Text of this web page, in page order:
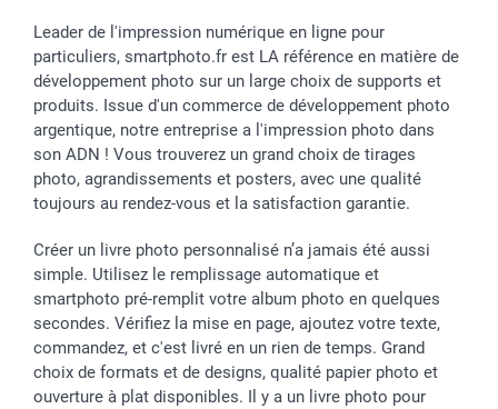
Leader de l'impression numérique en ligne pour
particuliers, smartphoto.fr est LA référence en matière de
développement photo sur un large choix de supports et
produits. Issue d'un commerce de développement photo
argentique, notre entreprise a l'impression photo dans
son ADN ! Vous trouverez un grand choix de tirages
photo, agrandissements et posters, avec une qualité
toujours au rendez-vous et la satisfaction garantie.
Créer un livre photo personnalisé n’a jamais été aussi
simple. Utilisez le remplissage automatique et
smartphoto pré-remplit votre album photo en quelques
secondes. Vérifiez la mise en page, ajoutez votre texte,
commandez, et c'est livré en un rien de temps. Grand
choix de formats et de designs, qualité papier photo et
ouverture à plat disponibles. Il y a un livre photo pour